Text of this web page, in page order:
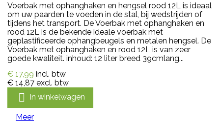
Voerbak met ophanghaken en hengsel rood 12L is ideaal
om uw paarden te voeden in de stal, bij wedstrijden of
tijdens het transport. De Voerbak met ophanghaken en
rood 12L is de bekende ideale voerbak met
geplastificeerde ophangbeugels en metalen hengsel. De
Voerbak met ophanghaken en rood 12L is van zeer
goede kwaliteit. inhoud: 12 liter breed 39cmlang...
€ 17,99 incl. btw
€ 14,87 excl. btw
 In winkelwagen
Meer